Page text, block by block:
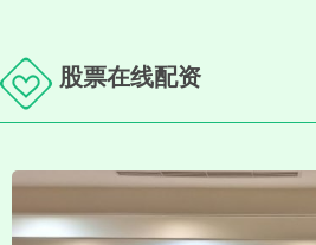
股票在线配资